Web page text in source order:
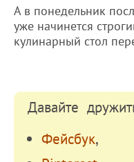
А в понедельник
уже начинется
кулинарный стол
Давайте
Фейсбук,